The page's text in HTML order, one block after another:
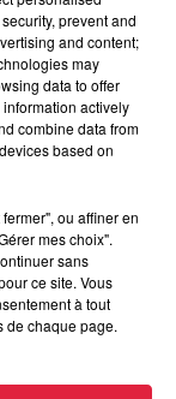
:
réagit
prevent and
and content;
may
data to offer
actively
combine data from
based on
ou affiner en
mes choix".
sans
ce site. Vous
à tout
de chaque page.